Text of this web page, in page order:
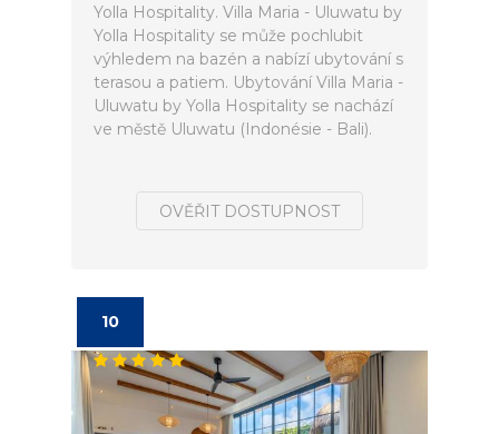
Yolla Hospitality. Villa Maria - Uluwatu by
Yolla Hospitality se může pochlubit
výhledem na bazén a nabízí ubytování s
terasou a patiem. Ubytování Villa Maria -
Uluwatu by Yolla Hospitality se nachází
ve městě Uluwatu (Indonésie - Bali).
OVĚŘIT DOSTUPNOST
10